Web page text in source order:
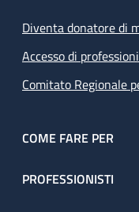
Diventa donatore di
Accesso di
Comitato Regionale
COME FARE PER
PROFESSIONISTI